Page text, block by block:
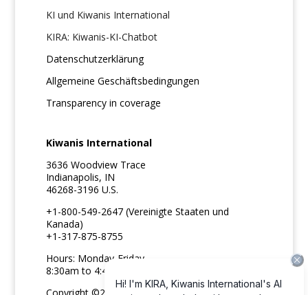
KI und Kiwanis International
KIRA: Kiwanis-KI-Chatbot
Datenschutzerklärung
Allgemeine Geschäftsbedingungen
Transparency in coverage
Kiwanis International
3636 Woodview Trace
Indianapolis, IN
46268-3196 U.S.
+1-800-549-2647 (Vereinigte Staaten und
Kanada)
+1-317-875-8755
Hours: Monday-Friday
8:30am to 4:45pm ET